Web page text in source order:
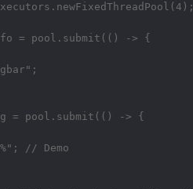
= pool.submit(() -> {
= pool.submit(() -> {
// Demo